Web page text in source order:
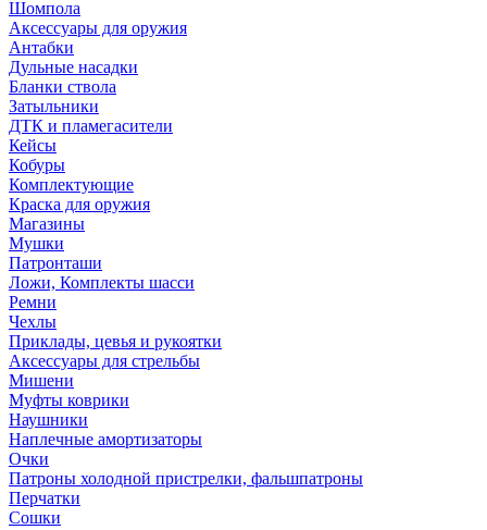
Шомпола
Аксессуары для оружия
Антабки
Дульные насадки
Бланки ствола
Затыльники
ДТК и пламегасители
Кейсы
Кобуры
Комплектующие
Краска для оружия
Магазины
Мушки
Патронташи
Ложи, Комплекты шасси
Ремни
Чехлы
Приклады, цевья и рукоятки
Аксессуары для стрельбы
Мишени
Муфты коврики
Наушники
Наплечные амортизаторы
Очки
Патроны холодной пристрелки, фальшпатроны
Перчатки
Сошки